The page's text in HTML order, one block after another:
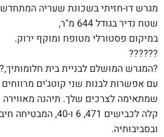
מגרש דו-חזיתי בשכונת שעריה
שטח נדיר בגודל 644 מ"ר,
במיקום פסטורלי מטופח ומוקף ירוק.
??????
?המגרש המושלם לבניית בית חלומותיך,?
עם אפשרות לבנות שני קוטג'ים
שמתאימה לצרכים שלך. תיהנה מאווירה
קלה לכבישים 471, 6 ו-
ובסביבותיה.